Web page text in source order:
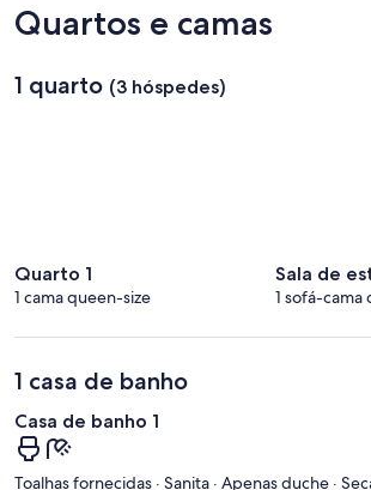
Quartos e camas
1 quarto (3 hóspedes)
Quarto 1
1 cama queen-size
Sala de
1 sofá-cama
1 casa de banho
Casa de banho 1
Toalhas fornecidas · Sanita · Apenas duche ·